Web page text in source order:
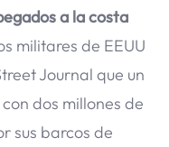
a la costa
militares de EEUU
Journal que un
dos millones de
sus barcos de